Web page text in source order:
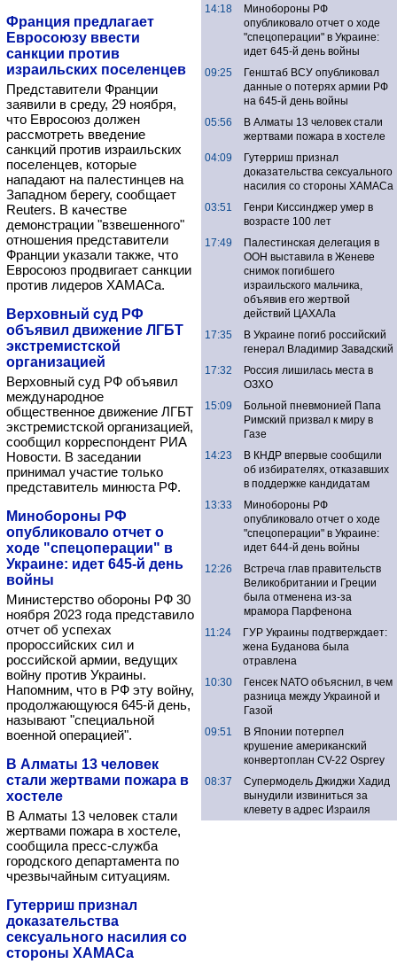
Франция предлагает
Евросоюзу ввести
санкции против
израильских поселенцев
Представители Франции
заявили в среду, 29 ноября,
что Евросоюз должен
рассмотреть введение
санкций против израильских
поселенцев, которые
нападают на палестинцев на
Западном берегу, сообщает
Reuters. В качестве
демонстрации "взвешенного"
отношения представители
Франции указали также, что
Евросоюз продвигает санкции
против лидеров ХАМАСа.
Верховный суд РФ
объявил движение ЛГБТ
экстремистской
организацией
Верховный суд РФ объявил
международное
общественное движение ЛГБТ
экстремистской организацией,
сообщил корреспондент РИА
Новости. В заседании
принимал участие только
представитель минюста РФ.
Минобороны РФ
опубликовало отчет о
ходе "спецоперации" в
Украине: идет 645-й день
войны
Министерство обороны РФ 30
ноября 2023 года представило
отчет об успехах
пророссийских сил и
российской армии, ведущих
войну против Украины.
Напомним, что в РФ эту войну,
продолжающуюся 645-й день,
называют "специальной
военной операцией".
В Алматы 13 человек
стали жертвами пожара в
хостеле
В Алматы 13 человек стали
жертвами пожара в хостеле,
сообщила пресс-служба
городского департамента по
чрезвычайным ситуациям.
Гутерриш признал
доказательства
сексуального насилия со
стороны ХАМАСа
14:18
Минобороны РФ
опубликовало отчет о ходе
"спецоперации" в Украине:
идет 645-й день войны
09:25
Генштаб ВСУ опубликовал
данные о потерях армии РФ
на 645-й день войны
05:56
В Алматы 13 человек стали
жертвами пожара в хостеле
04:09
Гутерриш признал
доказательства сексуального
насилия со стороны ХАМАСа
03:51
Генри Киссинджер умер в
возрасте 100 лет
17:49
Палестинская делегация в
ООН выставила в Женеве
снимок погибшего
израильского мальчика,
объявив его жертвой
действий ЦАХАЛа
17:35
В Украине погиб российский
генерал Владимир Завадский
17:32
Россия лишилась места в
ОЗХО
15:09
Больной пневмонией Папа
Римский призвал к миру в
Газе
14:23
В КНДР впервые сообщили
об избирателях, отказавших
в поддержке кандидатам
13:33
Минобороны РФ
опубликовало отчет о ходе
"спецоперации" в Украине:
идет 644-й день войны
12:26
Встреча глав правительств
Великобритании и Греции
была отменена из-за
мрамора Парфенона
11:24
ГУР Украины подтверждает:
жена Буданова была
отравлена
10:30
Генсек NATO объяснил, в чем
разница между Украиной и
Газой
09:51
В Японии потерпел
крушение американский
конвертоплан CV-22 Osprey
08:37
Супермодель Джиджи Хадид
вынудили извиниться за
клевету в адрес Израиля